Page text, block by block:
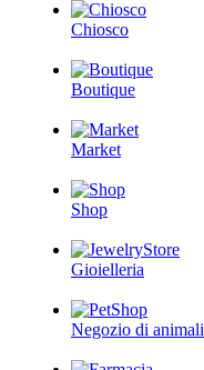
Chiosco
Boutique
Market
Shop
Gioielleria
Negozio di animali